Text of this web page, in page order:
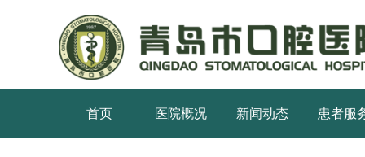
首页 医院概况 新闻动态 患者服